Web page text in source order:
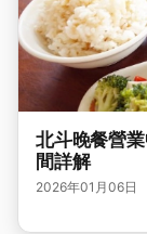
北斗晚餐營
間詳解
2026年01月06日